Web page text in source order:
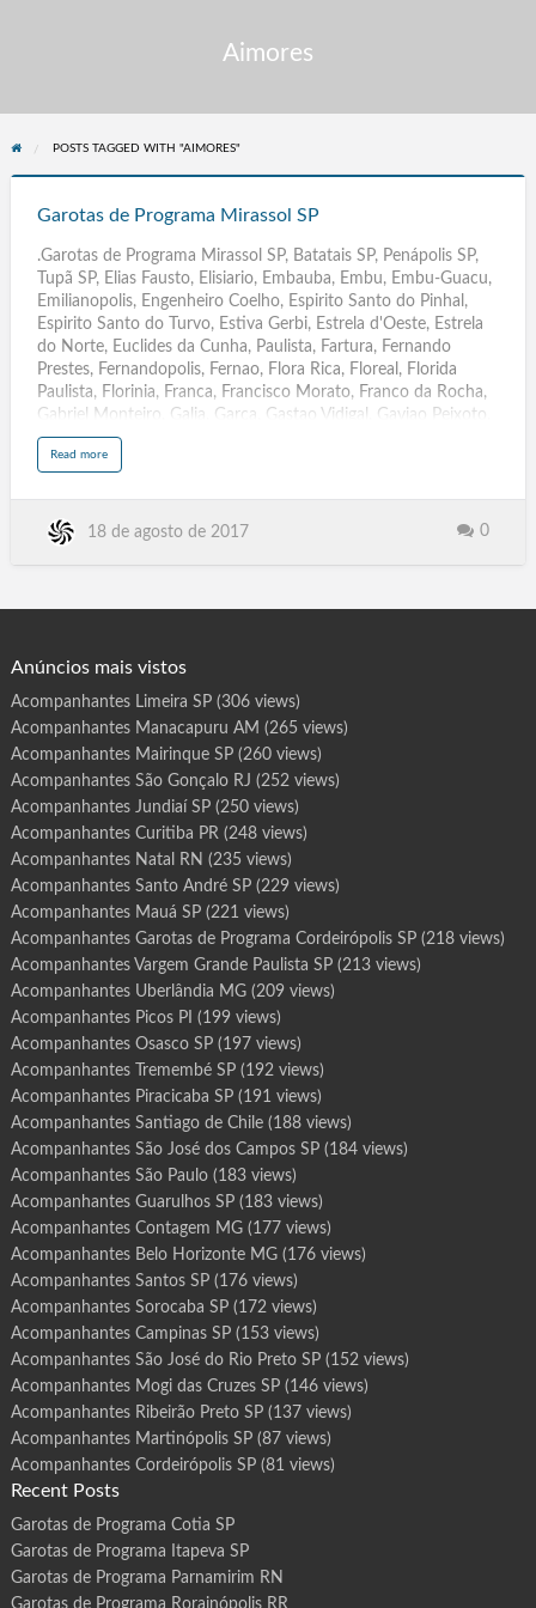
Aimores
POSTS TAGGED WITH "AIMORES"
Mirassol
Garotas de Programa Mirassol SP
.Garotas de Programa Mirassol SP, Batatais SP, Penápolis SP,
Tupã SP, Elias Fausto, Elisiario, Embauba, Embu, Embu-Guacu,
Emilianopolis, Engenheiro Coelho, Espirito Santo do Pinhal,
Espirito Santo do Turvo, Estiva Gerbi, Estrela d'Oeste, Estrela
do Norte, Euclides da Cunha, Paulista, Fartura, Fernando
Prestes, Fernandopolis, Fernao, Flora Rica, Floreal, Florida
Paulista, Florinia, Franca, Francisco Morato, Franco da Rocha,
Gabriel Monteiro, Galia, Garca, Gastao Vidigal, Gaviao Peixoto,
General Salgado, Getulina, Glicerio, Guaicara, Guaimbe, Guaira,
Guapiacu, Guapiara, Guara, Guaracai, Guaraci, Guarani
Holambra, Hortolandia, Iacanga, Iacri, Iaras, Ibate, Ibira,
Read morea
t
r
e
r
m
a
i
a
s
o
l
S
P
18 de agosto de 2017 0
Anúncios mais vistos
Acompanhantes Limeira SP(306 views)
Acompanhantes Manacapuru AM (265 views)
Acompanhantes Mairinque SP(260 views)
Acompanhantes São Gonçalo RJ (252 views)
Acompanhantes Jundiaí SP(250 views)
Acompanhantes Curitiba PR(248 views)
Acompanhantes Natal RN (235 views)
Acompanhantes Santo André SP(229 views)
Acompanhantes Mauá SP(221 views)
Acompanhantes Garotas de Programa Cordeirópolis SP(218 views)
Acompanhantes Vargem Grande Paulista SP(213 views)
Acompanhantes Uberlândia MG(209 views)
Acompanhantes Picos PI (199 views)
Acompanhantes Osasco SP(197 views)
Acompanhantes Tremembé SP(192 views)
Acompanhantes Piracicaba SP(191 views)
Acompanhantes Santiago de Chile(188 views)
Acompanhantes São José dos Campos SP(184 views)
Acompanhantes São Paulo(183 views)
Acompanhantes Guarulhos SP(183 views)
Acompanhantes Contagem MG(177 views)
Acompanhantes Belo Horizonte MG(176 views)
Acompanhantes Santos SP(176 views)
Acompanhantes Sorocaba SP(172 views)
Acompanhantes Campinas SP(153 views)
Acompanhantes São José do Rio Preto SP(152 views)
Acompanhantes Mogi das Cruzes SP(146 views)
Acompanhantes Ribeirão Preto SP(137 views)
Acompanhantes Martinópolis SP(87 views)
Acompanhantes Cordeirópolis SP(81 views)
Recent Posts
Garotas de Programa Cotia SP
Garotas de Programa Itapeva SP
Garotas de Programa Parnamirim RN